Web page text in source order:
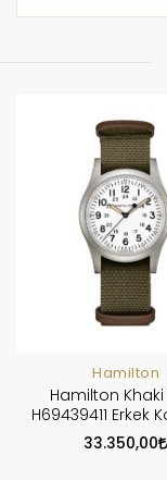
Hamilton
Hamilton Khaki
H69439411 Erkek
33.350,00